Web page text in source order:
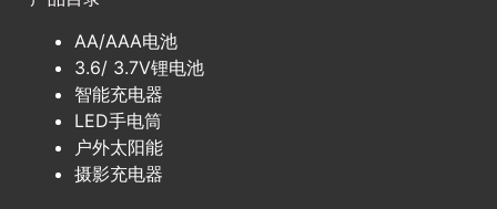
AA/AAA电池
3.6/ 3.7V锂电池
智能充电器
LED手电筒
户外太阳能
摄影充电器